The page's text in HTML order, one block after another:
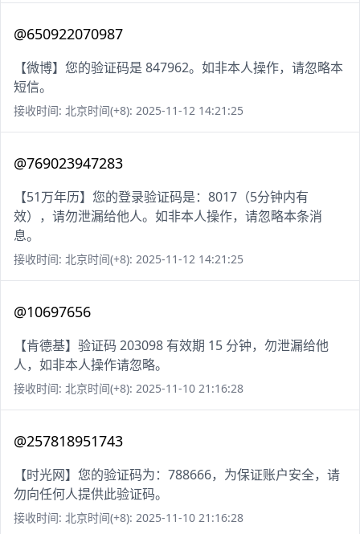
@650922070987
【微博】您的验证码是 847962。如非本人操作，请忽略本
短信。
接收时间: 北京时间(+8): 2025-11-12 14:21:25
@769023947283
【51万年历】您的登录验证码是：8017（5分钟内有
效），请勿泄漏给他人。如非本人操作，请忽略本条消
息。
接收时间: 北京时间(+8): 2025-11-12 14:21:25
@10697656
【肯德基】验证码 203098 有效期 15 分钟，勿泄漏给他
人，如非本人操作请忽略。
接收时间: 北京时间(+8): 2025-11-10 21:16:28
@257818951743
【时光网】您的验证码为：788666，为保证账户安全，请
勿向任何人提供此验证码。
接收时间: 北京时间(+8): 2025-11-10 21:16:28